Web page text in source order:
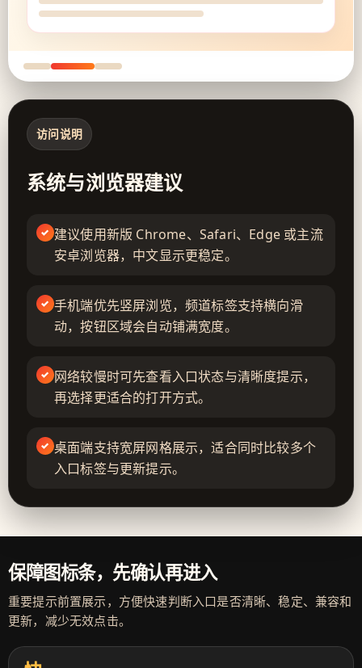
访问说明
系统与浏览器建议
建议使用新版 Chrome、Safari、Edge 或主流
安卓浏览器，中文显示更稳定。
手机端优先竖屏浏览，频道标签支持横向滑
动，按钮区域会自动铺满宽度。
网络较慢时可先查看入口状态与清晰度提示，
再选择更适合的打开方式。
桌面端支持宽屏网格展示，适合同时比较多个
入口标签与更新提示。
保障图标条，先确认再进入
重要提示前置展示，方便快速判断入口是否清晰、稳定、兼容和
更新，减少无效点击。